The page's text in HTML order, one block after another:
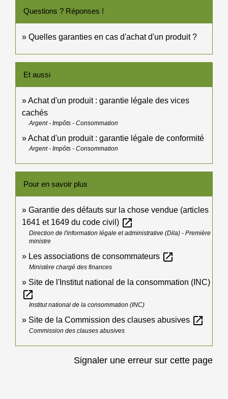
Questions ? Réponses !
Quelles garanties en cas d'achat d'un produit ?
Et aussi
Achat d'un produit : garantie légale des vices
cachés
Argent - Impôts - Consommation
Achat d'un produit : garantie légale de conformité
Argent - Impôts - Consommation
Pour en savoir plus
Garantie des défauts sur la chose vendue (articles
1641 et 1649 du code civil) open_in_new
Direction de l'information légale et administrative (Dila) - Première
ministre
Les associations de consommateurs open_in_new
Ministère chargé des finances
Site de l'Institut national de la consommation (INC)
open_in_new
Institut national de la consommation (INC)
Site de la Commission des clauses abusives open_in_new
Commission des clauses abusives
Signaler une erreur sur cette page